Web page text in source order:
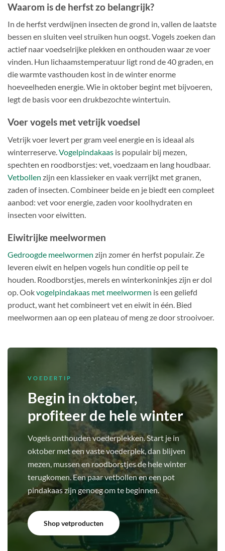
Waarom is de herfst zo belangrijk?
In de herfst verdwijnen insecten de grond in, vallen de laatste
bessen en sluiten veel struiken hun oogst. Vogels zoeken dan
actief naar voedselrijke plekken en onthouden waar ze voer
vinden. Hun lichaamstemperatuur ligt rond de 40 graden, en
die warmte vasthouden kost in de winter enorme
hoeveelheden energie. Wie in oktober begint met bijvoeren,
legt de basis voor een drukbezochte wintertuin.
Voer vogels met vetrijk voedsel
Vetrijk voer levert per gram veel energie en is ideaal als
winterreserve. Vogelpindakaas is populair bij mezen,
spechten en roodborstjes: vet, voedzaam en lang houdbaar.
Vetbollen zijn een klassieker en vaak verrijkt met granen,
zaden of insecten. Combineer beide en je biedt een compleet
aanbod: vet voor energie, zaden voor koolhydraten en
insecten voor eiwitten.
Eiwitrijke meelwormen
Gedroogde meelwormen zijn zomer én herfst populair. Ze
leveren eiwit en helpen vogels hun conditie op peil te
houden. Roodborstjes, merels en winterkoninkjes zijn er dol
op. Ookvogelpindakaas met meelwormen is een geliefd
product, want het combineert vet en eiwit in één. Bied
meelwormen aan op een plateau of meng ze door strooivoer.
VOEDERTIP
Begin in oktober,
profiteer de hele winter
Vogels onthouden voederplekken. Start je in
oktober met een vaste voederplek, dan blijven
mezen, mussen en roodborstjes de hele winter
terugkomen. Een paar vetbollen en een pot
pindakaas zijn genoeg om te beginnen.
Shop vetproducten